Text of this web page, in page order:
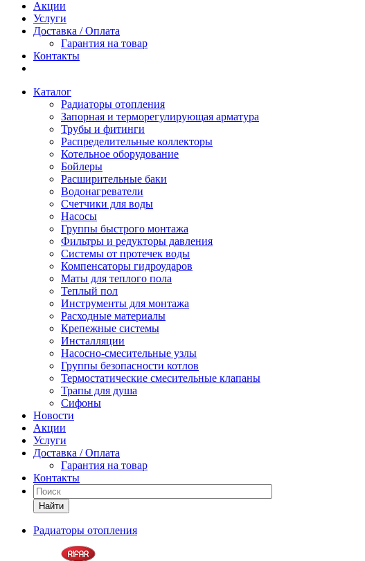
Акции
Услуги
Доставка / Оплата
Гарантия на товар
Контакты
Каталог
Радиаторы отопления
Запорная и терморегулирующая арматура
Трубы и фитинги
Распределительные коллекторы
Котельное оборудование
Бойлеры
Расширительные баки
Водонагреватели
Счетчики для воды
Насосы
Группы быстрого монтажа
Фильтры и редукторы давления
Системы от протечек воды
Компенсаторы гидроударов
Маты для теплого пола
Теплый пол
Инструменты для монтажа
Расходные материалы
Крепежные системы
Инсталляции
Насосно-смесительные узлы
Группы безопасности котлов
Термостатические смесительные клапаны
Трапы для душа
Сифоны
Новости
Акции
Услуги
Доставка / Оплата
Гарантия на товар
Контакты
Найти
Радиаторы отопления